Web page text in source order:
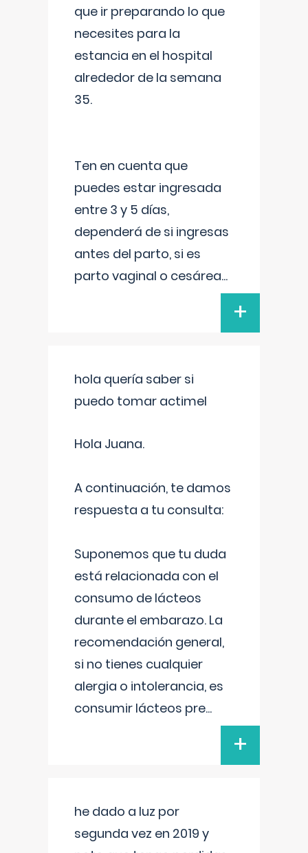
que ir preparando lo que
necesites para la
estancia en el hospital
alrededor de la semana
35.
Ten en cuenta que
puedes estar ingresada
entre 3 y 5 días,
dependerá de si ingresas
antes del parto, si es
parto vaginal o cesárea...
+
hola quería saber si
puedo tomar actimel
Hola Juana.
A continuación, te damos
respuesta a tu consulta:
Suponemos que tu duda
está relacionada con el
consumo de lácteos
durante el embarazo. La
recomendación general,
si no tienes cualquier
alergia o intolerancia, es
consumir lácteos pre...
+
he dado a luz por
segunda vez en 2019 y